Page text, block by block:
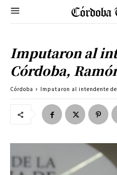
Imputaron al
Córdoba,
Córdoba Imputaron al intendente